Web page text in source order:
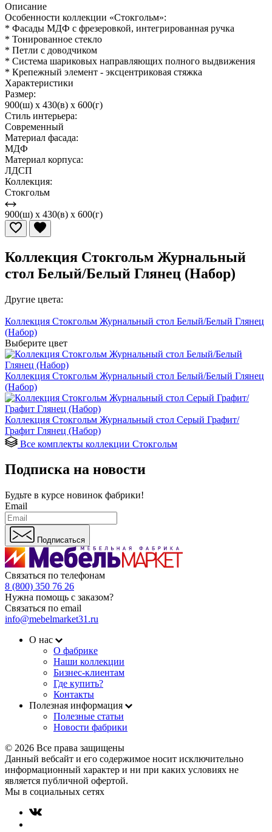
Описание
Особенности коллекции «Стокгольм»:
* Фасады МДФ с фрезеровкой, интегрированная ручка
* Тонированное стекло
* Петли с доводчиком
* Система шариковых направляющих полного выдвижения
* Крепежный элемент - эксцентриковая стяжка
Характеристики
Размер:
900(ш) x 430(в) x 600(г)
Стиль интерьера:
Современный
Материал фасада:
МДФ
Материал корпуса:
ЛДСП
Коллекция:
Стокгольм
900(ш) x 430(в) x 600(г)
Коллекция Стокгольм Журнальный
стол Белый/Белый Глянец (Набор)
Другие цвета:
Коллекция Стокгольм Журнальный стол Белый/Белый Глянец
(Набор)
Выберите цвет
Коллекция Стокгольм Журнальный стол Белый/Белый Глянец
(Набор)
Коллекция Стокгольм Журнальный стол Серый Графит/
Графит Глянец (Набор)
Все комплекты коллекции Стокгольм
Подписка на новости
Будьте в курсе новинок фабрики!
Email
Подписаться
Связаться по телефонам
8 (800) 350 76 26
Нужна помощь с заказом?
Связаться по email
info@mebelmarket31.ru
О нас
О фабрике
Наши коллекции
Бизнес-клиентам
Где купить?
Контакты
Полезная информация
Полезные статьи
Новости фабрики
© 2026 Все права защищены
Данный вебсайт и его содержимое носит исключительно
информационный характер и ни при каких условиях не
является публичной офертой.
Мы в социальных сетях